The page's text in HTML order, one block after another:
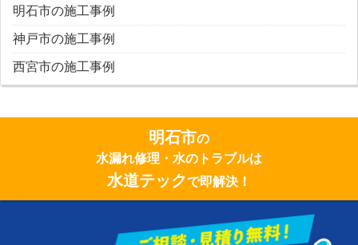
明石市の施工事例
神戸市の施工事例
西宮市の施工事例
明石市の
水漏れ修理・水のトラブルは
水道テックで即解決！